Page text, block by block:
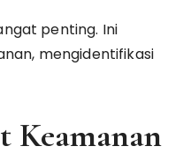
penting. Ini
mengidentifikasi
Keamanan